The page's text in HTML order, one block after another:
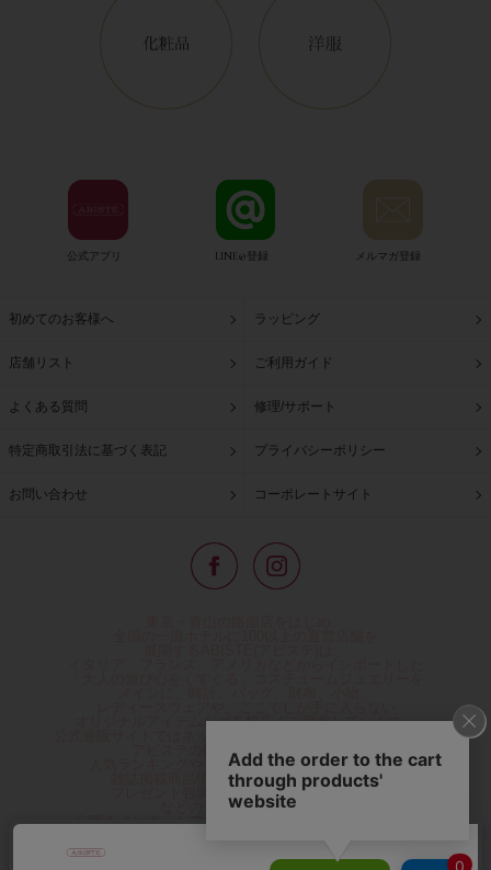
公式アプリ LINE@登録 メルマガ登録
初めてのお客様へ ラッピング
店舗リスト ご利用ガイド
よくある質問 修理/サポート
特定商取引法に基づく表記 プライバシーポリシー
お問い合わせ コーポレートサイト
オリジナルアイテムなどを幅広くご用意しています。
アビステの幅広い商品を取り揃え、
人気ランキングやテレビなどメディア着用商品、
雑誌掲載商品情報を紹介するコンテンツ、
プレゼント包装無料や独自のポイント還元
などのサービスをご提供。
心躍るインポートアクセサリーや時計、小物などで、
夢やときめきを与えられるよう願っています。